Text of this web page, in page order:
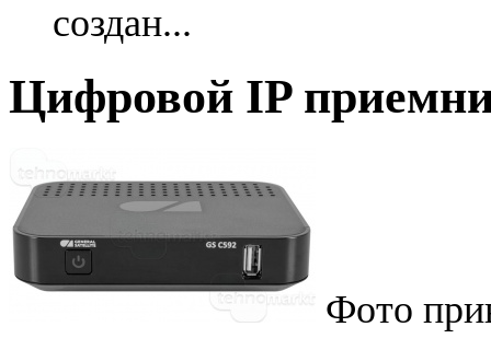
создан...
Цифровой IP
Фото